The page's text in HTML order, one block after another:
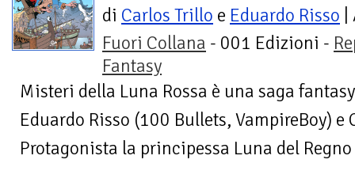
di Carlos Trillo e Eduardo Risso
Fuori Collana - 001 Edizioni -
Fantasy
Misteri della Luna Rossa è una saga
Eduardo Risso (100 Bullets, VampireBoy)
Protagonista la principessa Luna del